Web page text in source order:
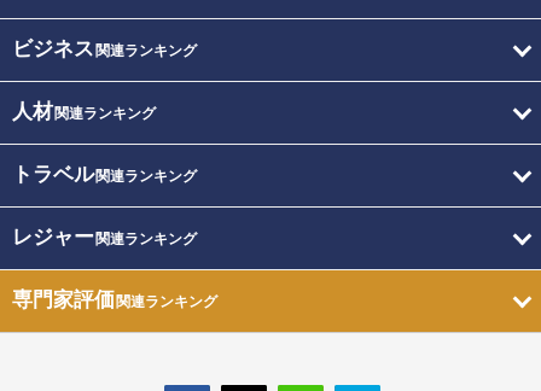
ビジネス 関連ランキング
人材関連ランキング
トラベル関連ランキング
レジャー関連ランキング
専門家評価関連ランキング